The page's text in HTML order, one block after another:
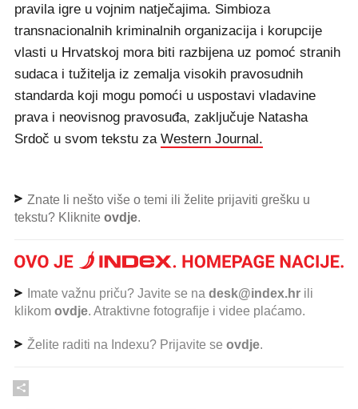
pravila igre u vojnim natječajima. Simbioza
transnacionalnih kriminalnih organizacija i korupcije
vlasti u Hrvatskoj mora biti razbijena uz pomoć stranih
sudaca i tužitelja iz zemalja visokih pravosudnih
standarda koji mogu pomoći u uspostavi vladavine
prava i neovisnog pravosuđa, zaključuje Natasha
Srdoč u svom tekstu za Western Journal.
Znate li nešto više o temi ili želite prijaviti grešku u
tekstu? Kliknite ovdje.
Imate važnu priču? Javite se na desk@index.hr ili
klikom ovdje. Atraktivne fotografije i videe plaćamo.
Želite raditi na Indexu? Prijavite se ovdje.